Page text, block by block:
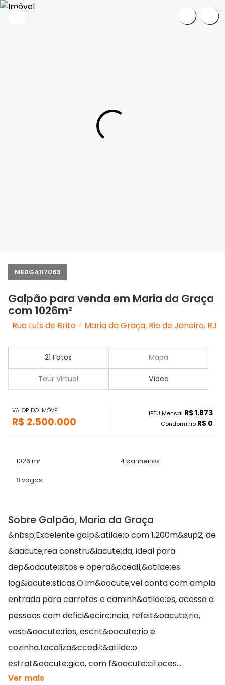
ME0GA117063
Galpão para venda em Maria da Graça
com 1026m²
Rua Luís de Brito - Maria da Graça, Rio de Janeiro, RJ
21 Fotos Mapa
Tour Virtual Vídeo
VALOR DO IMÓVEL
R$ 2.500.000
IPTU Mensal R$ 1.873
Condomínio R$ 0
1026 m² 4 banheiros
8 vagas
Sobre Galpão, Maria da Graça
&nbsp;Excelente galp&atilde;o com 1.200m&sup2; de
&aacute;rea constru&iacute;da, ideal para
dep&oacute;sitos e opera&ccedil;&otilde;es
log&iacute;sticas.O im&oacute;vel conta com ampla
entrada para carretas e caminh&otilde;es, acesso a
pessoas com defici&ecirc;ncia, refeit&oacute;rio,
vesti&aacute;rios, escrit&oacute;rio e
cozinha.Localiza&ccedil;&atilde;o
estrat&eacute;gica, com f&aacute;cil aces...
Ver mais